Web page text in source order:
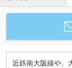
近鉄南大阪線や、